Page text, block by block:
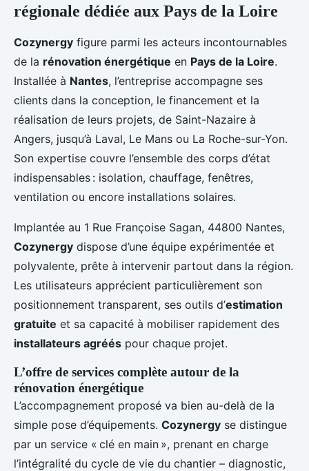
régionale dédiée aux Pays de la Loire
Cozynergy figure parmi les acteurs incontournables
de la rénovation énergétique en Pays de la Loire.
Installée à Nantes, l’entreprise accompagne ses
clients dans la conception, le financement et la
réalisation de leurs projets, de Saint-Nazaire à
Angers, jusqu’à Laval, Le Mans ou La Roche-sur-Yon.
Son expertise couvre l’ensemble des corps d’état
indispensables : isolation, chauffage, fenêtres,
ventilation ou encore installations solaires.
Implantée au 1 Rue Françoise Sagan, 44800 Nantes,
Cozynergy dispose d’une équipe expérimentée et
polyvalente, prête à intervenir partout dans la région.
Les utilisateurs apprécient particulièrement son
positionnement transparent, ses outils d’estimation
gratuite et sa capacité à mobiliser rapidement des
installateurs agréés pour chaque projet.
L’offre de services complète autour de la
rénovation énergétique
L’accompagnement proposé va bien au-delà de la
simple pose d’équipements. Cozynergy se distingue
par un service « clé en main », prenant en charge
l’intégralité du cycle de vie du chantier – diagnostic,